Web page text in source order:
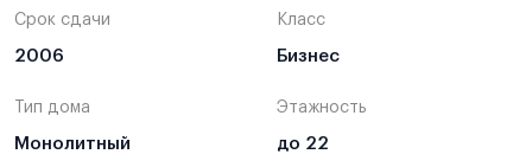
Срок сдачи
2006
Класс
Бизнес
Тип дома
Монолитный
Этажность
до 22